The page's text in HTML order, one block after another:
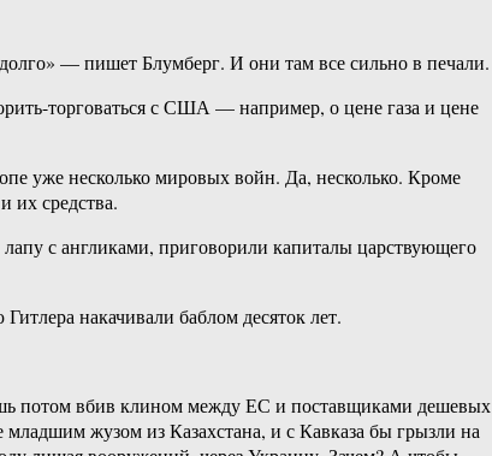
— пишет Блумберг. И они там все сильно в печали.
торговаться с США — например, о цене газа и цене
уже несколько мировых войн. Да, несколько. Кроме
их средства.
с англиками, приговорили капиталы царствующего
накачивали баблом десяток лет.
потом вбив клином между ЕС и поставщиками дешевых
жузом из Казахстана, и с Кавказа бы грызли на